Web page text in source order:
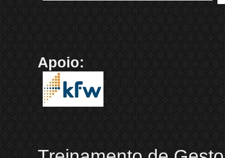
Apoio: